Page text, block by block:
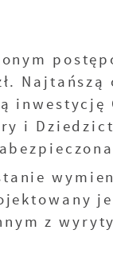
Najtańszą
i
z